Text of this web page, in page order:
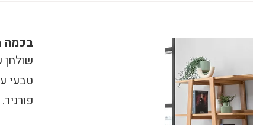
בכמה
שולחן
פורניר.